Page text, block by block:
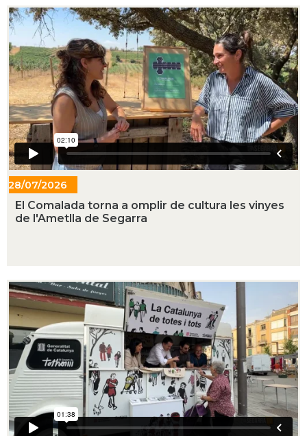
28/07/2026
- 16:41
El Comalada torna a omplir de cultura les vinyes
de l'Ametlla de Segarra